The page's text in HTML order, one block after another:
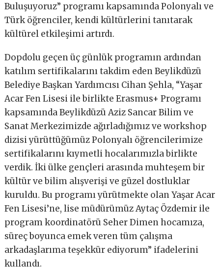
Buluşuyoruz” programı kapsamında Polonyalı ve
Türk öğrenciler, kendi kültürlerini tanıtarak
kültürel etkileşimi artırdı.
Dopdolu geçen üç günlük programın ardından
katılım sertifikalarını takdim eden Beylikdüzü
Belediye Başkan Yardımcısı Cihan Şehla, “Yaşar
Acar Fen Lisesi ile birlikte Erasmus+ Programı
kapsamında Beylikdüzü Aziz Sancar Bilim ve
Sanat Merkezimizde ağırladığımız ve workshop
dizisi yürüttüğümüz Polonyalı öğrencilerimize
sertifikalarını kıymetli hocalarımızla birlikte
verdik. İki ülke gençleri arasında muhteşem bir
kültür ve bilim alışverişi ve güzel dostluklar
kuruldu. Bu programı yürütmekte olan Yaşar Acar
Fen Lisesi’ne, lise müdürümüz Aytaç Özdemir ile
program koordinatörü Seher Dimen hocamıza,
süreç boyunca emek veren tüm çalışma
arkadaşlarıma teşekkür ediyorum” ifadelerini
kullandı.